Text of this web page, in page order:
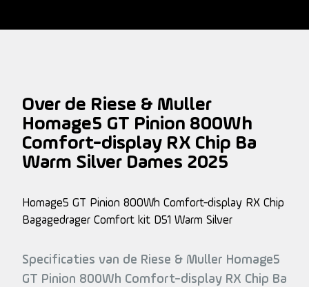
Over de Riese & Muller
Homage5 GT Pinion 800Wh
Comfort-display RX Chip Ba
Warm Silver Dames 2025
Homage5 GT Pinion 800Wh Comfort-display RX Chip
Bagagedrager Comfort kit D51 Warm Silver
Specificaties van de Riese & Muller Homage5
GT Pinion 800Wh Comfort-display RX Chip Ba